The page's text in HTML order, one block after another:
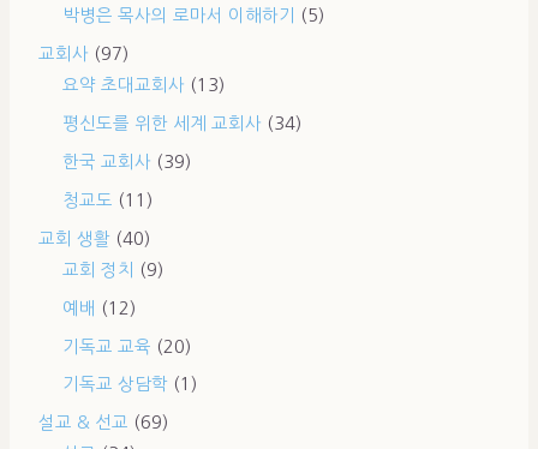
박병은 목사의 로마서 이해하기 (5)
교회사 (97)
요약 초대교회사 (13)
평신도를 위한 세계 교회사 (34)
한국 교회사 (39)
청교도 (11)
교회 생활 (40)
교회 정치
(9)
예배 (12)
기독교 교육 (20)
기독교 상담학 (1)
설교 & 선교 (69)